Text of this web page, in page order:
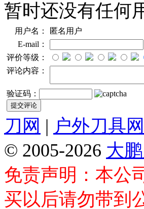
暂时还没有任何
用户名：
匿名用户
E-mail：
评价等级：
评论内容：
验证码：
刀网 | 户外刀具网
© 2005-2026 大
免责声明：本公
买以后请勿带到